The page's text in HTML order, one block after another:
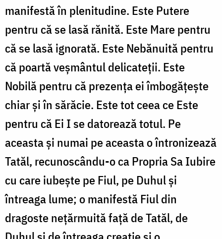
manifestă în plenitudine. Este Putere
pentru că se lasă rănită. Este Mare pentru
că se lasă ignorată. Este Nebănuită pentru
că poartă veșmântul delicateții. Este
Nobilă pentru că prezența ei îmbogățește
chiar și în sărăcie. Este tot ceea ce Este
pentru că Ei I se datorează totul. Pe
aceasta și numai pe aceasta o întronizează
Tatăl, recunoscându-o ca Propria Sa Iubire
cu care iubește pe Fiul, pe Duhul și
întreaga lume; o manifestă Fiul din
dragoste nețărmuită față de Tatăl, de